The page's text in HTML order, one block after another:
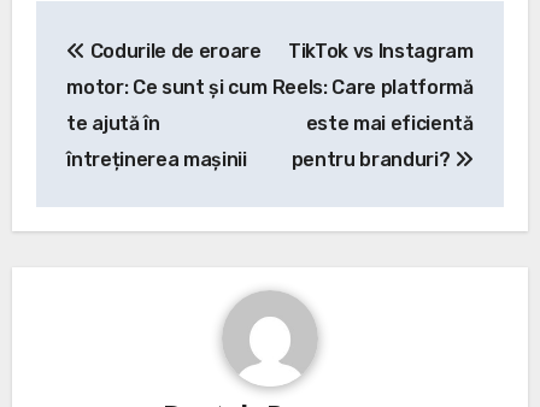
în
articole
Codurile de eroare
motor: Ce sunt și cum
te ajută în
întreținerea mașinii
TikTok vs Instagram
Reels: Care platformă
este mai eficientă
pentru branduri?